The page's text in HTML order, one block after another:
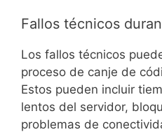
Fallos técnicos
Los fallos técnicos
proceso de canje de
Estos pueden incluir
lentos del servidor,
problemas de